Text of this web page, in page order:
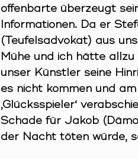
offenbarte überzeugt
Informationen. Da er
(Teufelsadvokat) aus
Mühe und ich hätte allzu
unser Künstler seine
es nicht kommen und
‚Glücksspieler‘
Schade für Jakob
der Nacht töten würde,